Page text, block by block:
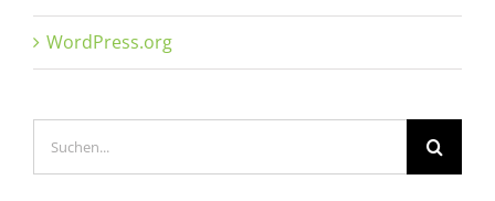
WordPress.org